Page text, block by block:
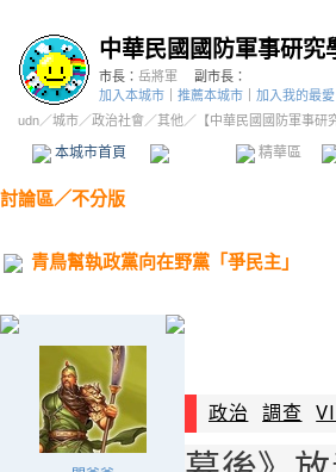
中華民國國防軍事研究
市長： 岳將軍
副市長：
加入本城市
推薦本城市 加入我的最愛
udn／城市／政治社會 ／其他 ／ 【中華民國國防軍事研
本城市首頁 精華區
討論區／不分版
青鳥幫執政黨向在野黨「爭民主」
政治 調查